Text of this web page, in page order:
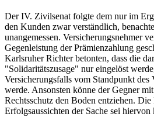
Der IV. Zivilsenat folgte dem nur im
den Kunden zwar verständlich,
unangemessen. Versicherungsnehmer
Gegenleistung der Prämienzahlung
Karlsruher Richter betonten, dass die
"Solidaritätszusage" nur eingelöst
Versicherungsfalls vom Standpunkt des
werde. Ansonsten könne der Gegner
Rechtsschutz den Boden entziehen.
Erfolgsaussichten der Sache sei hiervon